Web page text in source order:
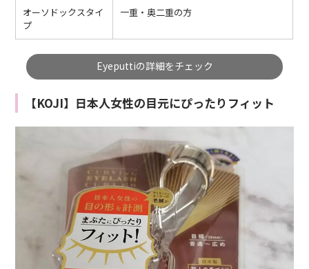
オーソドックスタイ
プ
一重・奥二重の方
Eyeputtiの詳細をチェック
【KOJI】日本人女性の目元にぴったりフィット